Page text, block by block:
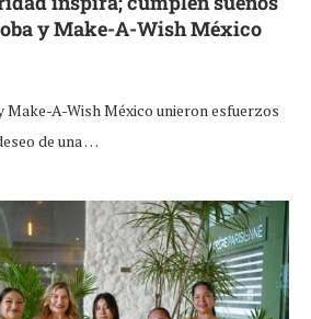
y Make-A-Wish México
A-Wish México unieron esfuerzos
de una …